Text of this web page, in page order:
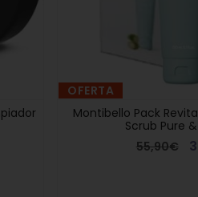
OFERTA
Montibello Pack
Scrub Pure
55,90€